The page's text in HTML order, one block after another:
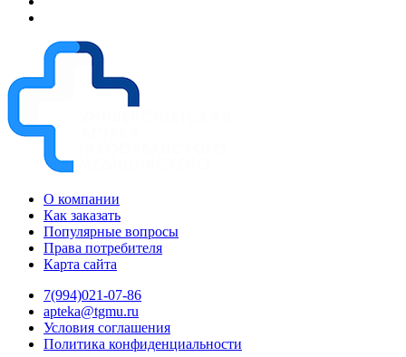
О компании
Как заказать
Популярные вопросы
Права потребителя
Карта сайта
7(994)021-07-86
apteka@tgmu.ru
Условия соглашения
Политика конфиденциальности